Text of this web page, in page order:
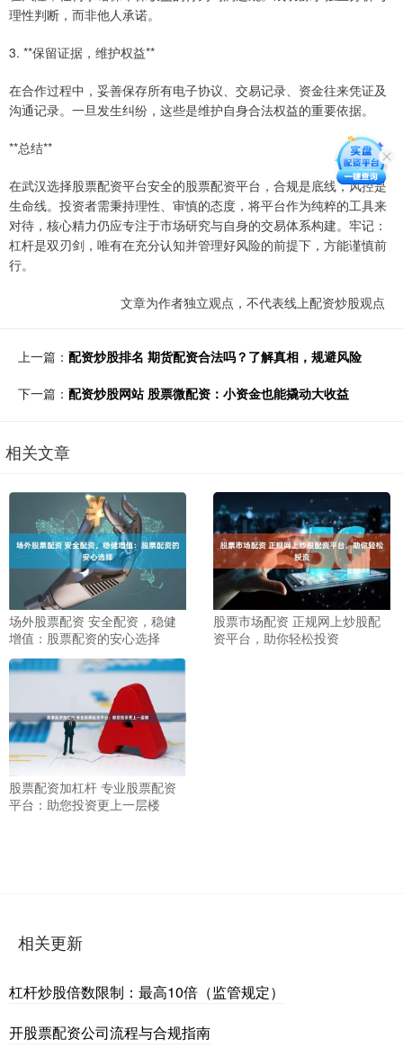
理性判断，而非他人承诺。
3. **保留证据，维护权益**
在合作过程中，妥善保存所有电子协议、交易记录、资金往来凭证及
沟通记录。一旦发生纠纷，这些是维护自身合法权益的重要依据。
**总结**
在武汉选择股票配资平台安全的股票配资平台，合规是底线，风控是
生命线。投资者需秉持理性、审慎的态度，将平台作为纯粹的工具来
对待，核心精力仍应专注于市场研究与自身的交易体系构建。牢记：
杠杆是双刃剑，唯有在充分认知并管理好风险的前提下，方能谨慎前
行。
文章为作者独立观点，不代表线上配资炒股观点
上一篇： 配资炒股排名 期货配资合法吗？了解真相，规避风险
下一篇： 配资炒股网站 股票微配资：小资金也能撬动大收益
相关文章
场外股票配资 安全配资，稳健
增值：股票配资的安心选择
股票市场配资 正规网上炒股配
资平台，助你轻松投资
股票配资加杠杆 专业股票配资
平台：助您投资更上一层楼
相关更新
杠杆炒股倍数限制：最高10倍（监管规定）
开股票配资公司流程与合规指南